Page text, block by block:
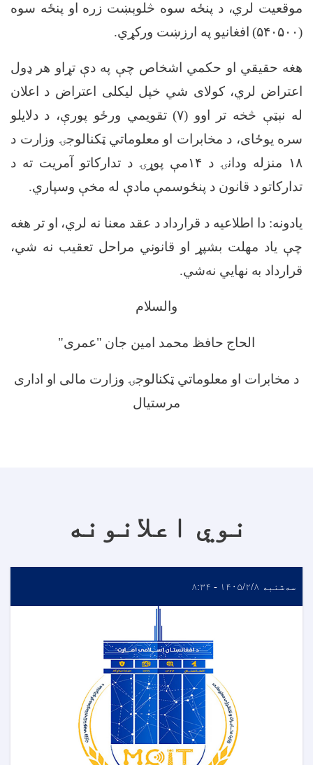
موقعیت لري، د پنځه سوه څلوېښت زره او پنځه سوه
(۵۴۰۵۰۰) افغانیو په ارزښت ورکړي
.
هغه حقیقي او حکمي اشخاص چې په دې تړاو هر ډول
اعتراض لري، کولای شي خپل لیکلی اعتراض د اعلان
له نېټې څخه تر اوو (۷)
تقویمي ورځو پورې، د دلایلو
سره یوځای، د مخابرات او معلوماتي ټکنالوجۍ وزارت د
۱۸ منزله ودانۍ د ۱۴مې پوړۍ د تدارکاتو آمریت ته د
تدارکاتو د قانون د پنځوسمې مادې له مخې وسپاري.
یادونه: دا اطلاعیه د قرارداد د عقد معنا نه لري، او تر هغه
چې یاد مهلت بشپړ او قانوني مراحل تعقیب نه شي،
قرارداد به نهایي نه‌شي.
والسلام
الحاج حافظ محمد امین جان "عمری"
د مخابرات او معلوماتي ټکنالوجۍ وزارت مالی او اداری
مرستیال
نوي اعلانونه
سه‌شنبه ۱۴۰۵/۲/۸ - ۸:۳۴